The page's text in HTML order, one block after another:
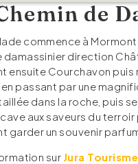
de
commence à Mormont
damassinier direction
ensuite Courchavon puis
passant par une
dans la roche, puis
aux saveurs du terroir
garder un souvenir
sur Jura Tourisme